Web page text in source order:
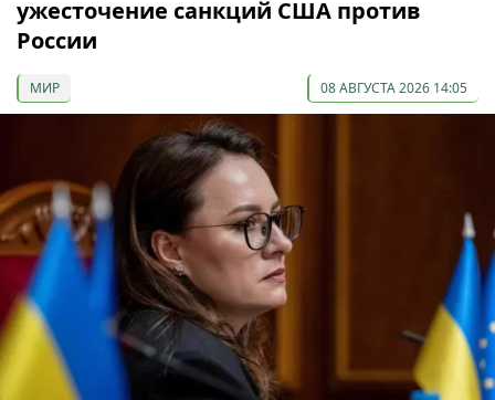
ужесточение санкций США против
России
МИР 08 АВГУСТА 2026 14:05